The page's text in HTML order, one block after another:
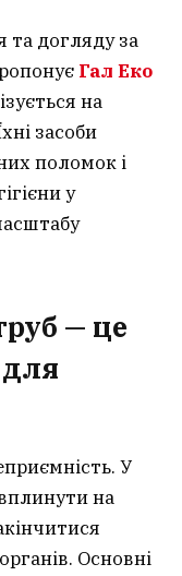
та догляду за
Гал Еко
на
засоби
поломок і
у
— це
У
на
Основні